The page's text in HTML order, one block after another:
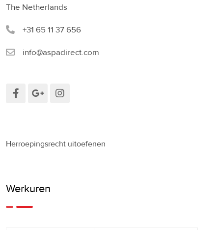
The Netherlands
+31 65 11 37 656
info@aspadirect.com
Herroepingsrecht uitoefenen
Werkuren